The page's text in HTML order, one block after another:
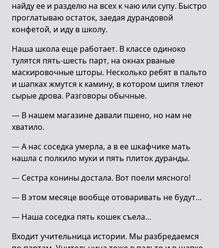
найду ее и разделю на всех к чаю или супу. Быстро
проглатываю остаток, заедая дурандовой
конфетой, и иду в школу.
Наша школа еще работает. В классе одиноко
тулятся пять-шесть парт, на окнах рваные
маскировочные шторы. Несколько ребят в пальто
и шапках жмутся к камину, в котором шипя тлеют
сырые дрова. Разговоры обычные.
— В нашем магазине давали пшено, но нам не
хватило.
— А нас соседка умерла, а в ее шкафчике мать
нашла с полкило муки и пять плиток дуранды.
— Сестра конины достала. Вот поели мясного!
— В этом месяце вообще отоваривать не будут…
— Наша соседка пять кошек съела…
Входит учительница истории. Мы разбредаемся